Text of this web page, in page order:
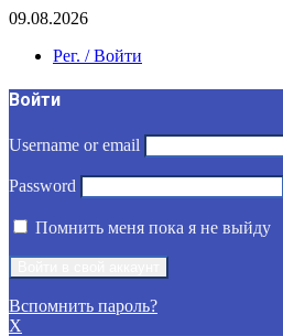
09.08.2026
Рег. / Войти
Войти
Username or email
Password
Помнить меня пока я не выйду
Вспомнить пароль?
X